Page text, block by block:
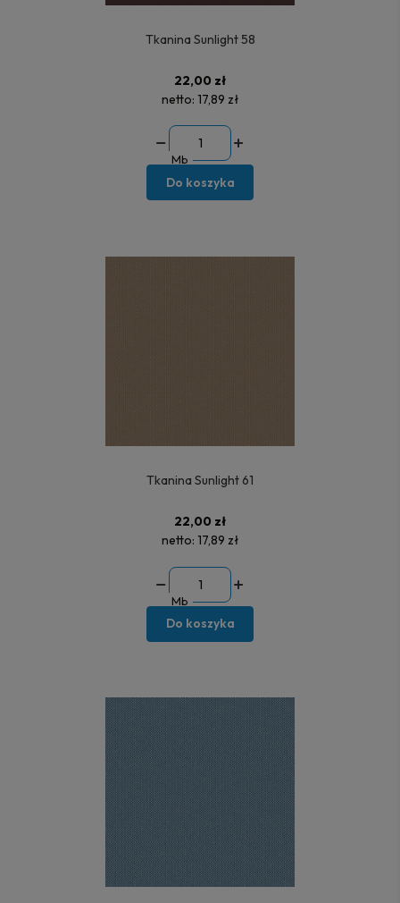
Tkanina Sunlight 58
22,00 zł
netto: 17,89 zł
Mb
Do koszyka
Tkanina Sunlight 61
22,00 zł
netto: 17,89 zł
Mb
Do koszyka